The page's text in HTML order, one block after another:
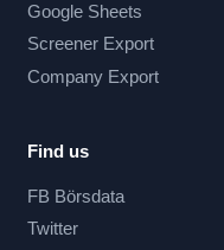
Google Sheets
Screener Export
Company Export
Find us
FB Börsdata
Twitter